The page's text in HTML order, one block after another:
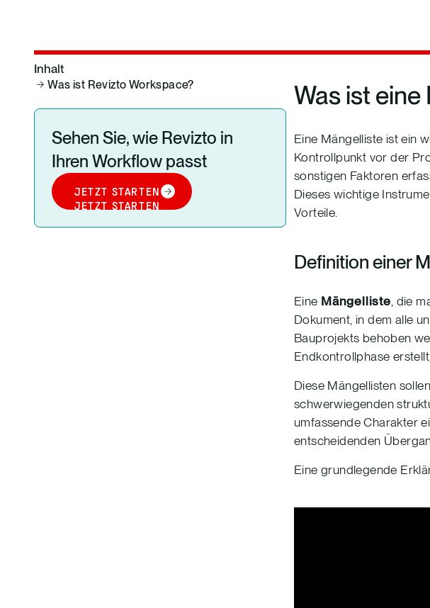
Inhalt
Was ist Revizto Workspace?
Sehen Sie, wie Revizto in
Ihren Workflow passt
JETZT STARTEN
JETZT STARTEN
Was ist
Eine Mängelliste ist ein
Kontrollpunkt vor der
sonstigen Faktoren
Dieses wichtige
Vorteile.
Definition einer
Eine Mängelliste , die
Dokument, in dem alle
Bauprojekts behoben
Endkontrollphase
Diese Mängellisten sollen
schwerwiegenden
umfassende Charakter
entscheidenden
Eine grundlegende